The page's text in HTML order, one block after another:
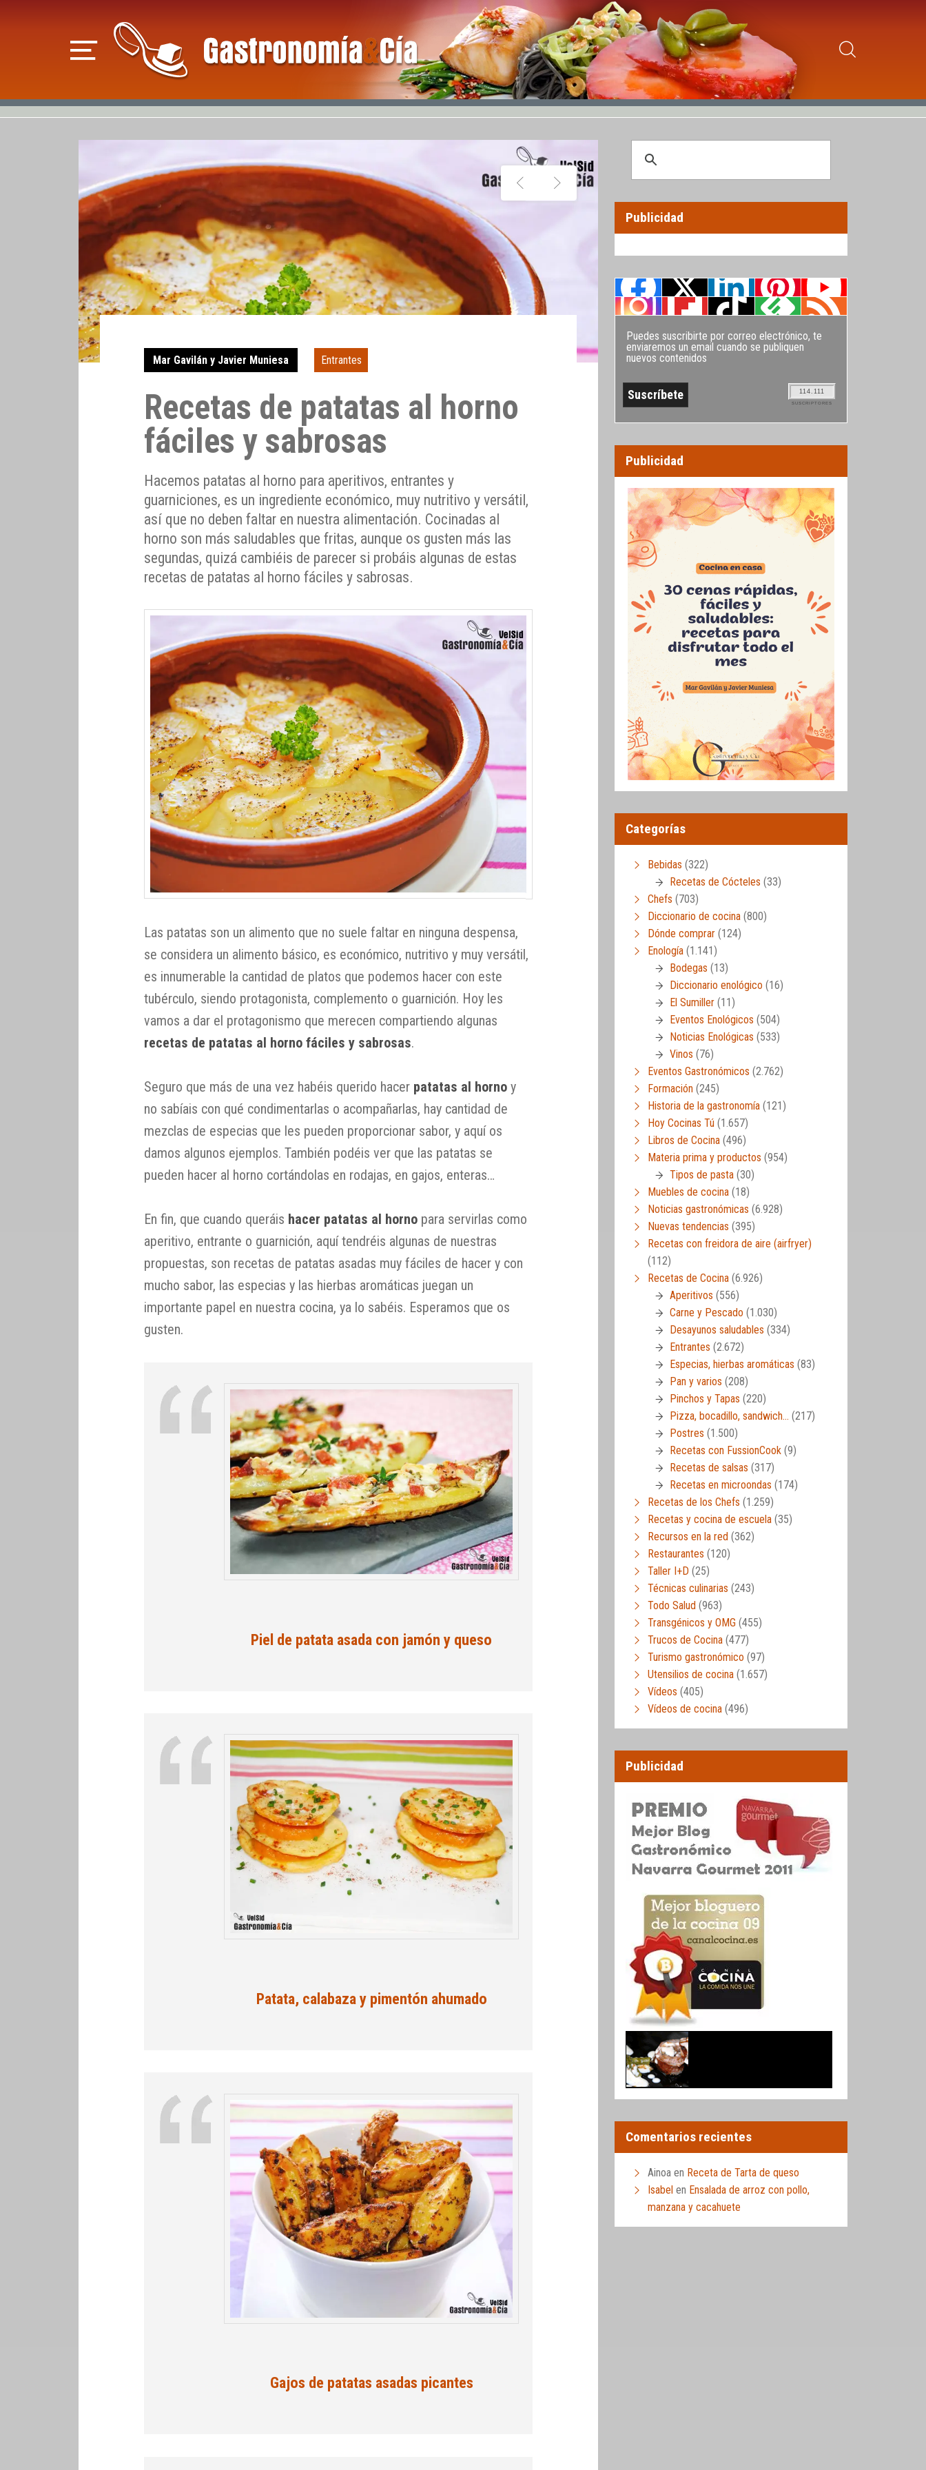
Mar Gavilán y Javier Muniesa Entrantes
Recetas de patatas al horno
fáciles y sabrosas
Hacemos patatas al horno para aperitivos, entrantes y
guarniciones, es un ingrediente económico, muy nutritivo y versátil,
así que no deben faltar en nuestra alimentación. Cocinadas al
horno son más saludables que fritas, aunque os gusten más las
segundas, quizá cambiéis de parecer si probáis algunas de estas
recetas de patatas al horno fáciles y sabrosas.
Las patatas son un alimento que no suele faltar en ninguna despensa,
se considera un alimento básico, es económico, nutritivo y muy versátil,
es innumerable la cantidad de platos que podemos hacer con este
tubérculo, siendo protagonista, complemento o guarnición. Hoy les
vamos a dar el protagonismo que merecen compartiendo algunas
recetas de patatas al horno fáciles y sabrosas.
Seguro que más de una vez habéis querido hacer patatas al horno y
no sabíais con qué condimentarlas o acompañarlas, hay cantidad de
mezclas de especias que les pueden proporcionar sabor, y aquí os
damos algunos ejemplos. También podéis ver que las patatas se
pueden hacer al horno cortándolas en rodajas, en gajos, enteras…
En fin, que cuando queráis hacer patatas al horno para servirlas como
aperitivo, entrante o guarnición, aquí tendréis algunas de nuestras
propuestas, son recetas de patatas asadas muy fáciles de hacer y con
mucho sabor, las especias y las hierbas aromáticas juegan un
importante papel en nuestra cocina, ya lo sabéis. Esperamos que os
gusten.
Piel de patata asada con jamón y queso
Patata, calabaza y pimentón ahumado
Gajos de patatas asadas picantes
Publicidad
Puedes suscribirte por correo electrónico, te
enviaremos un email cuando se publiquen
nuevos contenidos
114.111
SUSCRIPTORES
Publicidad
Categorías
Bebidas (322)
Recetas de Cócteles (33)
Chefs (703)
Diccionario de cocina (800)
Dónde comprar (124)
Enología (1.141)
Bodegas (13)
Diccionario enológico (16)
El Sumiller (11)
Eventos Enológicos (504)
Noticias Enológicas (533)
Vinos (76)
Eventos Gastronómicos (2.762)
Formación (245)
Historia de la gastronomía (121)
Hoy Cocinas Tú (1.657)
Libros de Cocina (496)
Materia prima y productos (954)
Tipos de pasta (30)
Muebles de cocina (18)
Noticias gastronómicas (6.928)
Nuevas tendencias (395)
Recetas con freidora de aire (airfryer)
(112)
Recetas de Cocina (6.926)
Aperitivos (556)
Carne y Pescado (1.030)
Desayunos saludables (334)
Entrantes (2.672)
Especias, hierbas aromáticas (83)
Pan y varios (208)
Pinchos y Tapas (220)
Pizza, bocadillo, sandwich… (217)
Postres (1.500)
Recetas con FussionCook (9)
Recetas de salsas (317)
Recetas en microondas (174)
Recetas de los Chefs (1.259)
Recetas y cocina de escuela (35)
Recursos en la red (362)
Restaurantes (120)
Taller I+D (25)
Técnicas culinarias (243)
Todo Salud (963)
Transgénicos y OMG (455)
Trucos de Cocina (477)
Turismo gastronómico (97)
Utensilios de cocina (1.657)
Vídeos (405)
Vídeos de cocina (496)
Publicidad
Comentarios recientes
Ainoa en Receta de Tarta de queso
Isabel en Ensalada de arroz con pollo,
manzana y cacahuete